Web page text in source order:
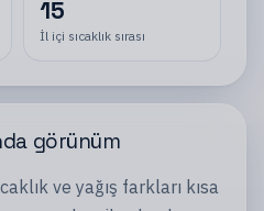
15
İl içi sıcaklık sırası
görünüm
ve yağış farkları kısa